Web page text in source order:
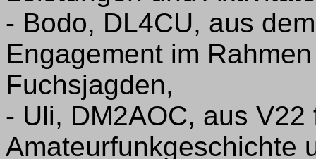
- Bodo, DL4CU, aus
Engagement im
Fuchsjagden,
- Uli, DM2AOC, aus
Amateurfunkgeschichte